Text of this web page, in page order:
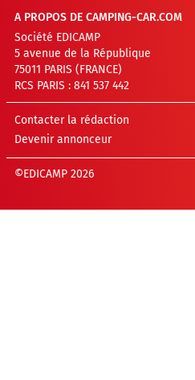
A PROPOS DE CAMPING-CAR.COM
Société EDICAMP
5 avenue de la République
75011 PARIS (FRANCE)
RCS PARIS : 841 537 442
Contacter la rédaction
Devenir annonceur
©EDICAMP 2026